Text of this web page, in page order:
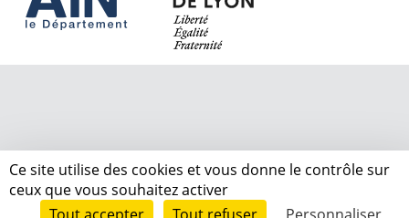
Ce site utilise des cookies et vous donne le contrôle sur
ceux que vous souhaitez activer